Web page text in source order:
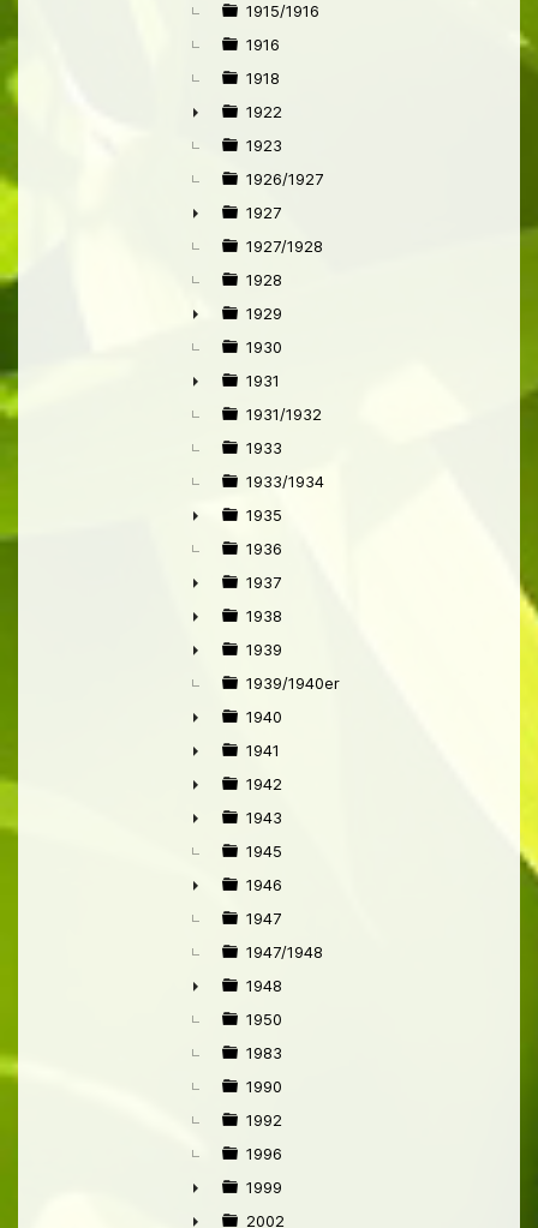
►
1915/1916
1916
1918
►
1922
1923
1926/1927
►
1927
1927/1928
1928
►
1929
1930
►
1931
1931/1932
1933
1933/1934
►
1935
1936
►
1937
►
1938
►
1939
1939/1940er
►
1940
►
1941
►
1942
►
1943
1945
►
1946
1947
1947/1948
►
1948
1950
1983
1990
1992
1996
►
1999
2002